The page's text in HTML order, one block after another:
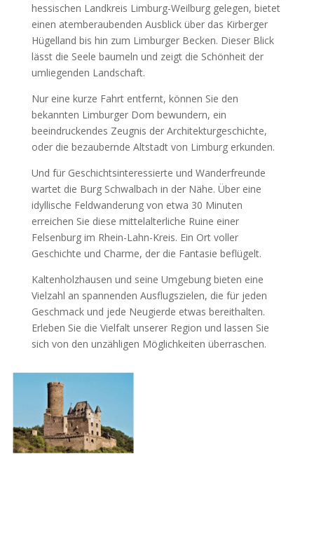
hessischen Landkreis Limburg-Weilburg gelegen, bietet
einen atemberaubenden Ausblick über das Kirberger
Hügelland bis hin zum Limburger Becken. Dieser Blick
lässt die Seele baumeln und zeigt die Schönheit der
umliegenden Landschaft.
Nur eine kurze Fahrt entfernt, können Sie den
bekannten Limburger Dom bewundern, ein
beeindruckendes Zeugnis der Architekturgeschichte,
oder die bezaubernde Altstadt von Limburg erkunden.
Und für Geschichtsinteressierte und Wanderfreunde
wartet die Burg Schwalbach in der Nähe. Über eine
idyllische Feldwanderung von etwa 30 Minuten
erreichen Sie diese mittelalterliche Ruine einer
Felsenburg im Rhein-Lahn-Kreis. Ein Ort voller
Geschichte und Charme, der die Fantasie beflügelt.
Kaltenholzhausen und seine Umgebung bieten eine
Vielzahl an spannenden Ausflugszielen, die für jeden
Geschmack und jede Neugierde etwas bereithalten.
Erleben Sie die Vielfalt unserer Region und lassen Sie
sich von den unzähligen Möglichkeiten überraschen.